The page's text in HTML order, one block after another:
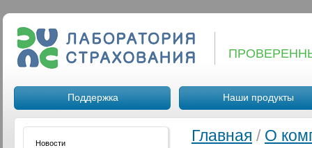
Поддержка Наши продукты
Новости
Главная / О